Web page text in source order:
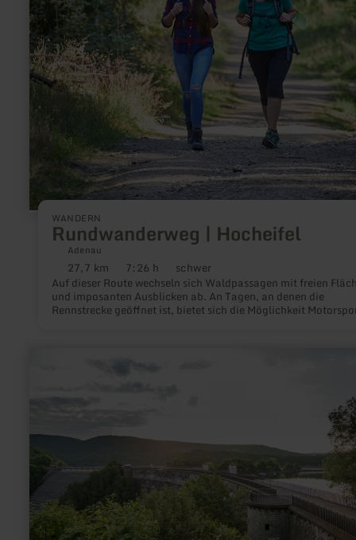
WANDERN
Rundwanderweg | Hocheifel
Adenau
Distanz:
27,7 km Dauer:
7:26 h Anforderung:
schwer
Auf dieser Route wechseln sich Waldpassagen mit freien
und imposanten Ausblicken ab. An Tagen, an denen die
Rennstrecke geöffnet ist, bietet sich die Möglichkeit
Familientour